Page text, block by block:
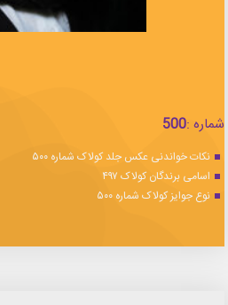
شماره :500
نکات خواندنی عکس جلد کولاک شماره ۵۰۰
اسامی برندگان کولاک ۴۹۷
نوع جوایز کولاک شماره ۵۰۰